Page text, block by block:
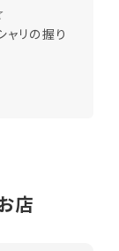
ャリの握り
店